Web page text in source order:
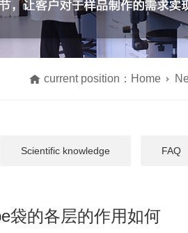
current position： Home
Scientific knowledge FAQ
袋的各层的作用如何